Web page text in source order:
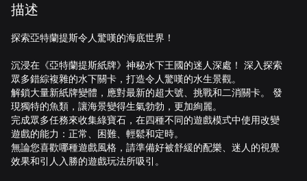
描述
探索亞特蘭提斯令人驚嘆的海底世界！
沉浸在《亞特蘭提斯紙牌》神秘水下王國的迷人深處！ 深入探索
眾多錯綜複雜的水下關卡，打造令人驚嘆的水生景觀。
解鎖大量新紙牌變體，應對最新的超大號、挑戰和二消關卡。 發
現獨特的魚類，讓海景變得生氣勃勃，更加絢麗。
完成眾多任務來收集綠寶石，在四種不同的遊戲模式中使用改變
遊戲的能力：正常、困難、輕鬆和定時。
無論您喜歡哪種遊戲風格，請準備好被舒緩的配樂、迷人的視覺
效果和引人入勝的遊戲玩法所吸引。